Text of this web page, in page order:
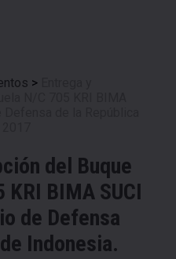
>
del Buque
KRI BIMA SUCI
de Defensa
Indonesia.